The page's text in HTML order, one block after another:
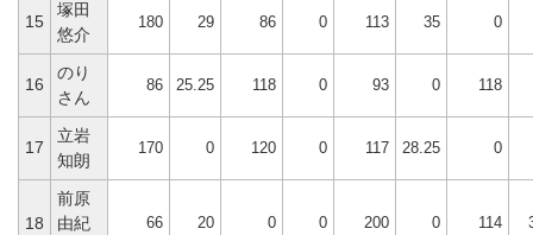
15
塚田
悠介
180 29 86 0 113 35 0
16
のり
さん
86 25.25 118 0 93 0 118
17
立岩
知朗
170 0 120 0 117 28.25 0
18
前原
由紀
66 20 0 0 200 0 114